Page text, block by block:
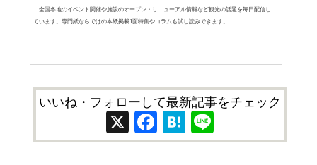
全国各地のイベント開催や施設のオープン・リニューアル情報など観光の話題を毎日配信し
ています。専門紙ならではの本紙掲載1面特集やコラムも試し読みできます。
いいね・フォローして最新記事をチェック
X Facebook
Hatena